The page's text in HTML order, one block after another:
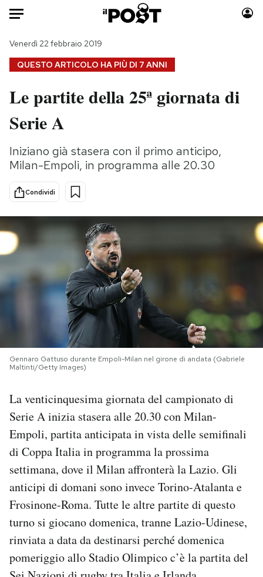
HOME
Italia
Politica
Tecnologia
Internet
Scienza
Cultura
Economia
Moda
Storie/Idee
Ok Boomer!
Altrecose
PODCAST
NEWSLETTER
I MIEI PREFERITI
SHOP
CALENDARIO
Area Personale
Newsletter
Notifiche mobile
Hai bisogno di aiuto?
QUESTO ARTICOLO HA PIÙ DI 7 ANNI
Venerdì 22 febbraio 2019
Le partite della 25ª giornata di
Serie A
Iniziano già stasera con il primo anticipo,
Milan-Empoli, in programma alle 20.30
Condividi
Gennaro Gattuso durante Empoli-Milan nel girone di andata (Gabriele
Maltinti/Getty Images)
La venticinquesima giornata del campionato di
Serie A inizia stasera alle 20.30 con Milan-
Empoli, partita anticipata in vista delle semifinali
di Coppa Italia in programma la prossima
settimana, dove il Milan affronterà la Lazio. Gli
anticipi di domani sono invece Torino-Atalanta e
Frosinone-Roma. Tutte le altre partite di questo
turno si giocano domenica, tranne Lazio-Udinese,
rinviata a data da destinarsi perché domenica
pomeriggio allo Stadio Olimpico c’è la partita del